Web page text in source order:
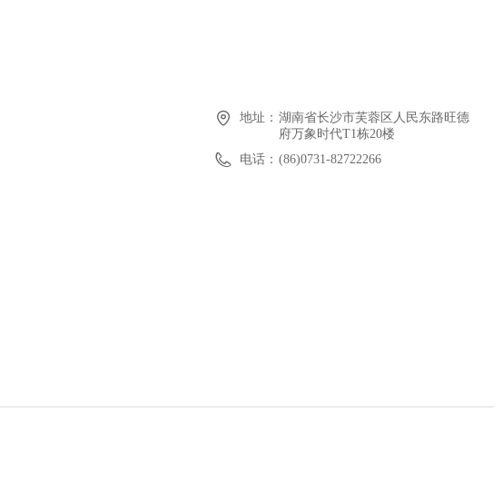
地址： 湖南省长沙市芙蓉区人民东路旺德
府万象时代T1栋20楼
电话： (86)0731-82722266